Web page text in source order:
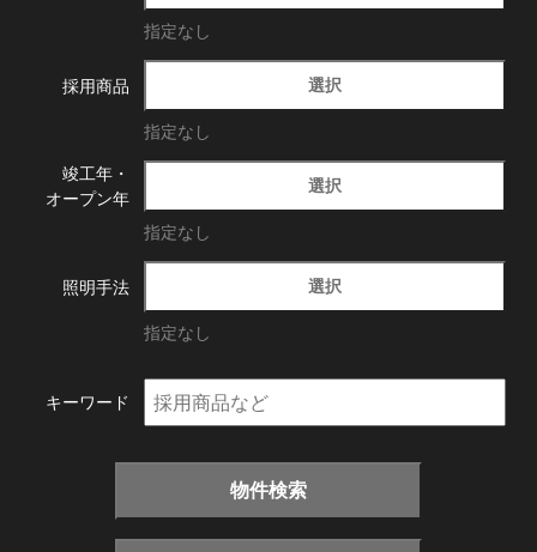
指定なし
採用商品 選択
指定なし
竣工年・
オープン年
選択
指定なし
照明手法 選択
指定なし
キーワード
物件検索